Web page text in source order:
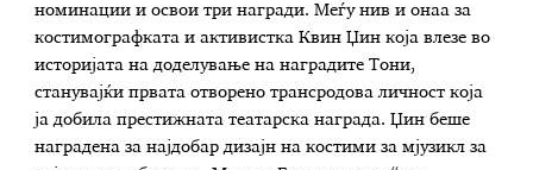
номинации и освои три награди. Меѓу нив и онаа за
костимографката и активистка Квин Џин која влезе во
историјата на доделување на наградите Тони,
станувајќи првата отворено трансродова личност која
ја добила престижната театарска награда. Џин беше
наградена за најдобар дизајн на костими за мјузикл за